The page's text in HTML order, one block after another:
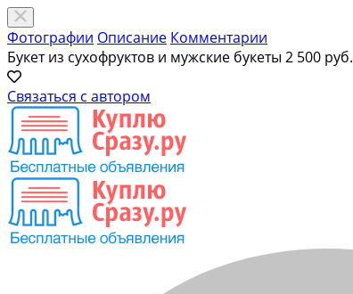
Фотографии Описание Комментарии
Букет из сухофруктов и мужские букеты 2 500 руб.
Связаться с автором